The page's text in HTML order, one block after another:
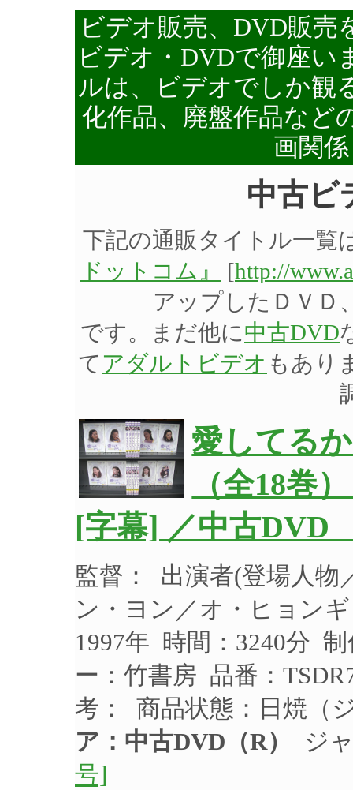
ビデオ販売、DVD販売
ビデオ・DVDで御座い
ルは、ビデオでしか観
化作品、廃盤作品など
画関
中古ビ
下記の通販タイトル一覧
ドットコム』
[http://
アップしたＤＶＤ
です。まだ他に中古DVD
て アダルトビデオ もあり
愛してる
（全18巻
[字幕] ／中古DVD
監督： 出演者(登場人物
ン・ヨン／オ・ヒョン
1997年 時間：3240分
ー：竹書房 品番：
考： 商品状態：日焼（
ア：中古DVD（R）
ジ
号]